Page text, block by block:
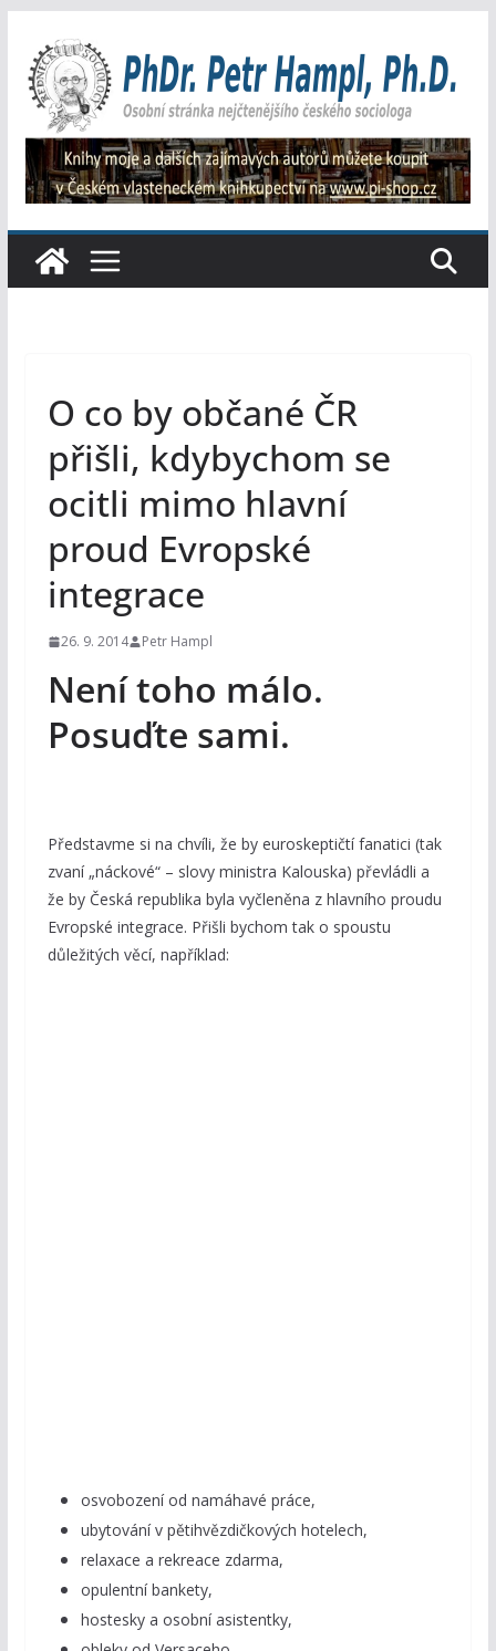
obsah
O co by občané ČR
přišli, kdybychom se
ocitli mimo hlavní
proud Evropské
integrace
26. 9. 2014 Petr Hampl
Není toho málo.
Posuďte sami.
Představme si na chvíli, že by euroskeptičtí fanatici (tak
zvaní „náckové“ – slovy ministra Kalouska) převládli a
že by Česká republika byla vyčleněna z hlavního proudu
Evropské integrace. Přišli bychom tak o spoustu
důležitých věcí, například:
osvobození od namáhavé práce,
ubytování v pětihvězdičkových hotelech,
relaxace a rekreace zdarma,
opulentní bankety,
hostesky a osobní asistentky,